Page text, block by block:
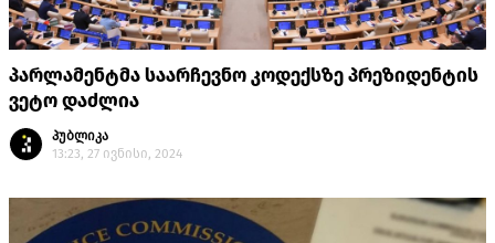
პარლამენტმა საარჩევნო კოდექსზე პრეზიდენტის
ვეტო დაძლია
პუბლიკა
13:23, 27 ივნისი, 2024